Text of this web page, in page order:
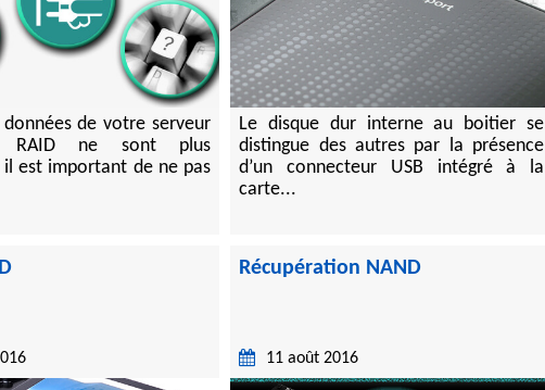
de votre serveur
ne sont plus
il est important de ne pas
Le disque dur interne au boitier se
distingue des autres par la présence
d’un connecteur USB intégré à la
carte...
Récupération NAND
11 août 2016